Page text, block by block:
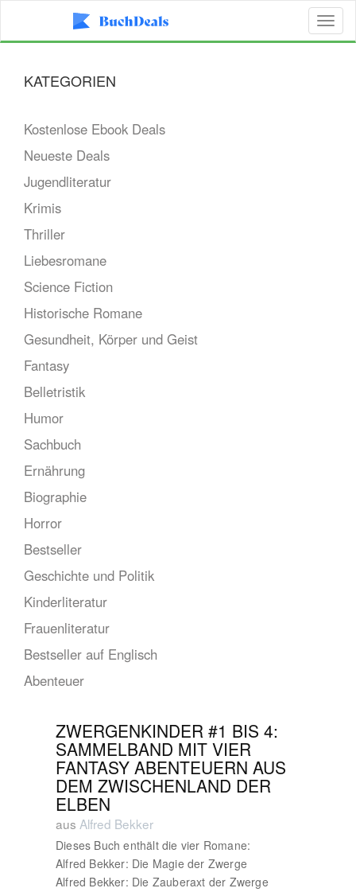
KATEGORIEN
Kostenlose Ebook Deals
Neueste Deals
Jugendliteratur
Krimis
Thriller
Liebesromane
Science Fiction
Historische Romane
Gesundheit, Körper und Geist
Fantasy
Belletristik
Humor
Sachbuch
Ernährung
Biographie
Horror
Bestseller
Geschichte und Politik
Kinderliteratur
Frauenliteratur
Bestseller auf Englisch
Abenteuer
ZWERGENKINDER #1 BIS 4:
SAMMELBAND MIT VIER
FANTASY ABENTEUERN AUS
DEM ZWISCHENLAND DER
ELBEN
aus Alfred Bekker
Dieses Buch enthält die vier Romane:
Alfred Bekker: Die Magie der Zwerge
Alfred Bekker: Die Zauberaxt der Zwerge